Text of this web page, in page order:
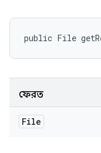
public File
ফেরত
File